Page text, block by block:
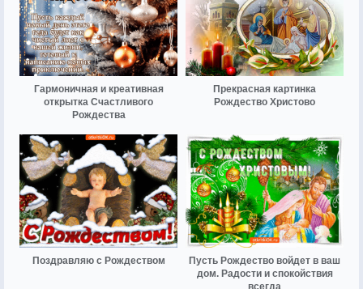
Гармоничная и креативная
открытка Счастливого
Рождества
Прекрасная картинка
Рождество Христово
Поздравляю с Рождеством
Пусть Рождество войдет в ваш
дом. Радости и спокойствия
всегда